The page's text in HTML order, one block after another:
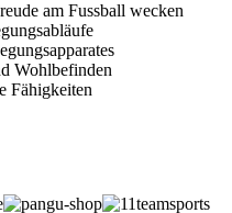
am Fussball wecken
Wohlbefinden
Fähigkeiten